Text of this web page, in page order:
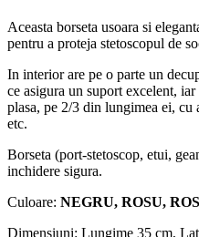
Aceasta borseta usoara si
pentru a proteja stetoscopul de
In interior are pe o parte un
ce asigura un suport excelent,
plasa, pe 2/3 din lungimea ei,
etc.
Borseta (port-stetoscop, etui,
inchidere sigura.
Culoare: NEGRU, ROSU,
Dimensiuni: Lungime 35 cm,